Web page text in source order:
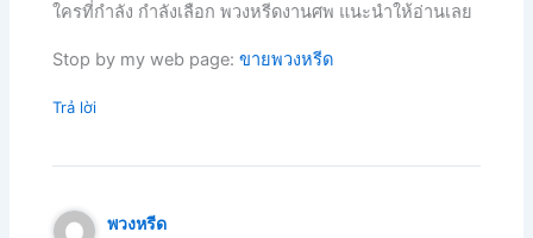
ใครที่กำลัง กำลังเลือก พวงหรีดงานศพ แนะนำให้อ่านเลย
Stop by my web page:ขายพวงหรีด
Trả lời
พวงหรีด